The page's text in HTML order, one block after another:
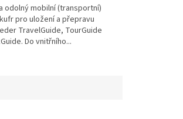
odolný mobilní (transportní)
pro uložení a přepravu
TravelGuide, TourGuide
Do vnitřního...